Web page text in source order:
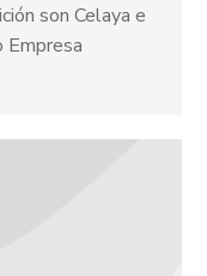
son Celaya e
Empresa